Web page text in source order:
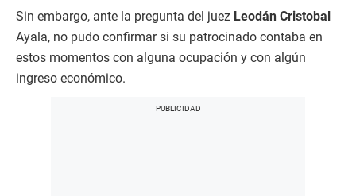
Sin embargo, ante la pregunta del juez Leodán Cristobal
Ayala, no pudo confirmar si su patrocinado contaba en
estos momentos con alguna ocupación y con algún
ingreso económico.